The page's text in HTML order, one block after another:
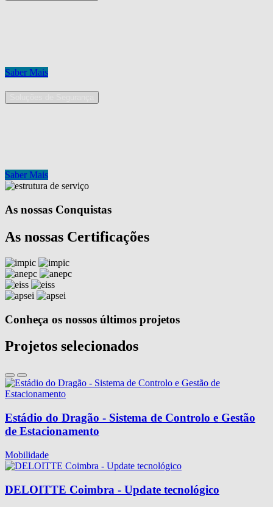
Saber Mais
Saber Mais
As nossas Conquistas
As nossas Certificações
Conheça os nossos últimos projetos
Projetos selecionados
Estádio do Dragão - Sistema de Controlo e Gestão
de Estacionamento
Mobilidade
DELOITTE Coimbra - Update tecnológico